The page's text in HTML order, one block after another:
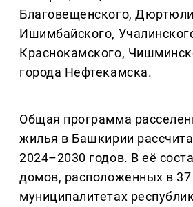
Благовещенского,
Ишимбайского,
Краснокамского,
города Нефтекамска.
Общая программа
жилья в Башкирии
2024–2030 годов. В её
домов, расположенных в 37
муниципалитетах